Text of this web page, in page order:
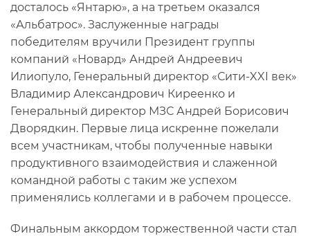
досталось «Янтарю», а на третьем оказался
«Альбатрос». Заслуженные награды
победителям вручили Президент группы
компаний «Новард» Андрей Андреевич
Илиопуло, Генеральный директор «Сити-XXI век»
Владимир Александрович Киреенко и
Генеральный директор МЗС Андрей Борисович
Дворядкин. Первые лица искренне пожелали
всем участникам, чтобы полученные навыки
продуктивного взаимодействия и слаженной
командной работы с таким же успехом
применялись коллегами и в рабочем процессе.
Финальным аккордом торжественной части стал